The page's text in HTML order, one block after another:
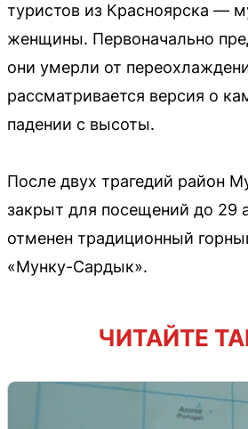
туристов из Красноярска —
женщины. Первоначально
они умерли от
рассматривается версия о
падении с высоты.
После двух трагедий район
закрыт для посещений до 29
отменен традиционный
«Мунку-Сардык».
ЧИТАЙТЕ